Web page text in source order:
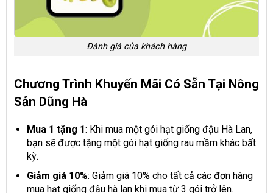
Đánh giá của khách hàng
Chương Trình Khuyến Mãi Có Sẵn Tại Nông
Sản Dũng Hà
Mua 1 tặng 1: Khi mua một gói hạt giống đậu Hà Lan,
bạn sẽ được tặng một gói hạt giống rau mầm khác bất
kỳ.
Giảm giá 10%: Giảm giá 10% cho tất cả các đơn hàng
mua hạt giống đậu hà lan khi mua từ 3 gói trở lên.